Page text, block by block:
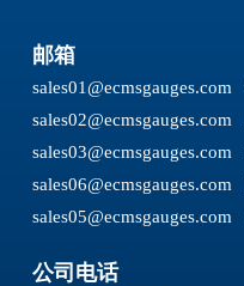
邮箱
sales01@ecmsgauges.com
sales02@ecmsgauges.com
sales03@ecmsgauges.com
sales06@ecmsgauges.com
sales05@ecmsgauges.com
公司电话